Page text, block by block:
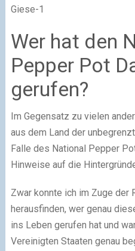
Giese-1
Wer hat den
Pepper Pot
gerufen?
Im Gegensatz zu vielen
aus dem Land der
Falle des National Pepper
Hinweise auf die
Zwar konnte ich im Zuge der
herausfinden, wer genau
ins Leben gerufen hat und
Vereinigten Staaten genau